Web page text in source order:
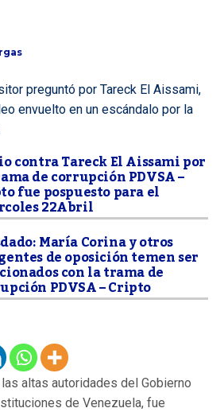
preguntó por Tareck El Aissami,
envuelto en un escándalo por la
contra Tareck El Aissami por
de corrupción PDVSA –
fue pospuesto para el
22Abril
María Corina y otros
de oposición temen ser
con la trama de
PDVSA – Cripto
altas autoridades del Gobierno
de Venezuela, fue